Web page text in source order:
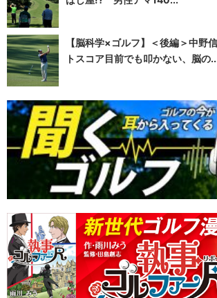
【脳科学×ゴルフ】＜後編＞中野
トスコア目前でも叩かない、脳の